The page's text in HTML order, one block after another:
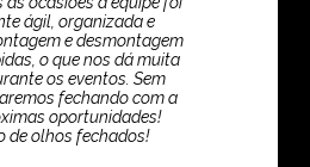
ágil, organizada e
e desmontagem
o que nos dá muita
os eventos. Sem
fechando com a
oportunidades!
de olhos fechados!